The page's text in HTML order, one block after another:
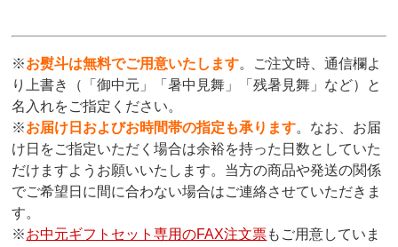
※お熨斗は無料でご用意いたします。ご注文時、通信欄よ
り上書き（「御中元」「暑中見舞」「残暑見舞」など）と
名入れをご指定ください。
※お届け日およびお時間帯の指定も承ります。なお、お届
け日をご指定いただく場合は余裕を持った日数としていた
だけますようお願いいたします。当方の商品や発送の関係
でご希望日に間に合わない場合はご連絡させていただきま
す。
※お中元ギフトセット専用のFAX注文票もご用意していま